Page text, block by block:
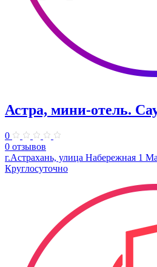
Астра, мини-отель.
0
0 отзывов
г.Астрахань, улица Набережная 1
Круглосуточно